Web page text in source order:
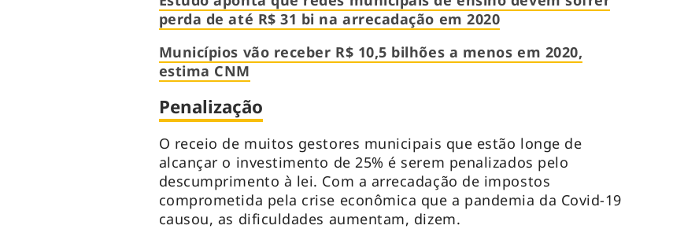
perda de até R$ 31 bi na arrecadação em 2020
Municípios vão receber R$ 10,5 bilhões a menos em 2020,
estima CNM
Penalização
O receio de muitos gestores municipais que estão longe de
alcançar o investimento de 25% é serem penalizados pelo
descumprimento à lei. Com a arrecadação de impostos
comprometida pela crise econômica que a pandemia da Covid-19
causou, as dificuldades aumentam, dizem.